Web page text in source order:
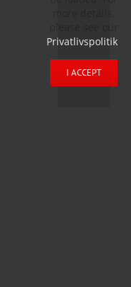
Privatlivspolitik
I ACCEPT